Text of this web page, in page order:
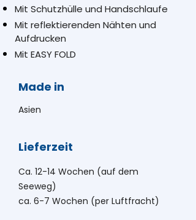
Mit Schutzhülle und Handschlaufe
Mit reflektierenden Nähten und
Aufdrucken
Mit EASY FOLD
Asien
Made in
Ca. 12-14 Wochen (auf dem
Seeweg)
ca. 6-7 Wochen (per Luftfracht)
Lieferzeit